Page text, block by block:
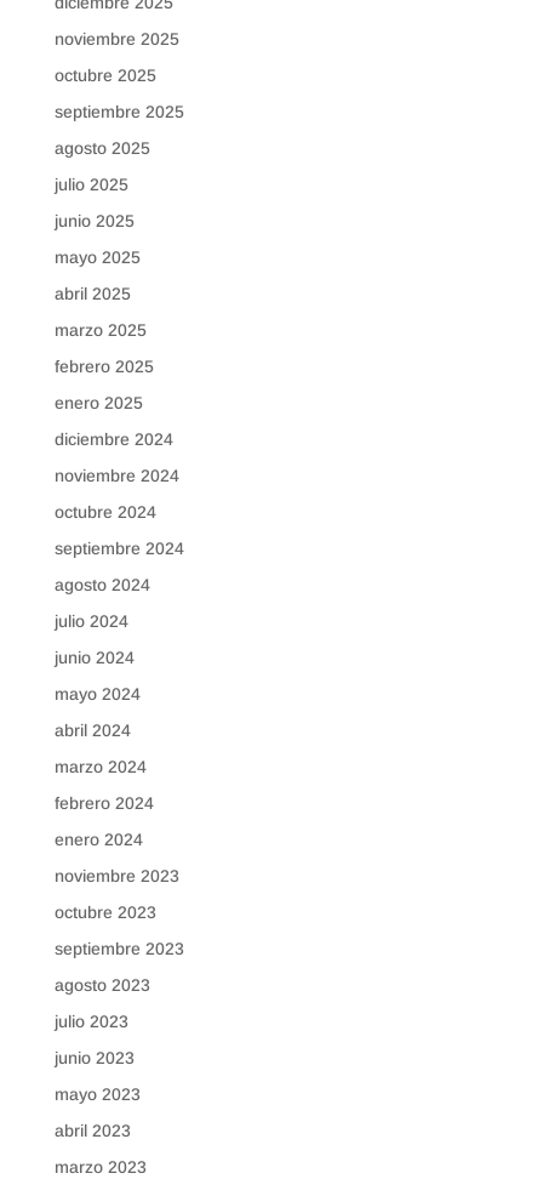
noviembre 2025
octubre 2025
septiembre 2025
agosto 2025
julio 2025
junio 2025
mayo 2025
abril 2025
marzo 2025
febrero 2025
enero 2025
diciembre 2024
noviembre 2024
octubre 2024
septiembre 2024
agosto 2024
julio 2024
junio 2024
mayo 2024
abril 2024
marzo 2024
febrero 2024
enero 2024
noviembre 2023
octubre 2023
septiembre 2023
agosto 2023
julio 2023
junio 2023
mayo 2023
abril 2023
marzo 2023